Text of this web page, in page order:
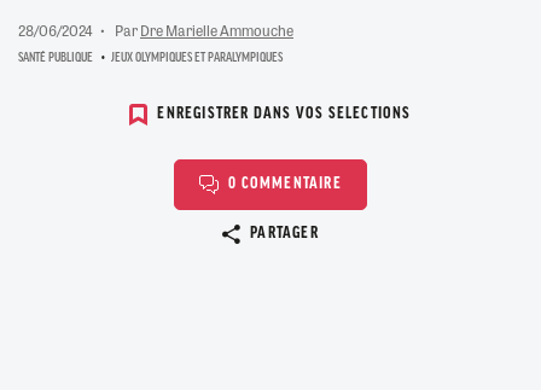
28/06/2024 ParDre Marielle Ammouche
SANTÉ PUBLIQUE JEUX OLYMPIQUES ET PARALYMPIQUES
ENREGISTRER DANS VOS SELECTIONS
0 COMMENTAIRE
PARTAGER